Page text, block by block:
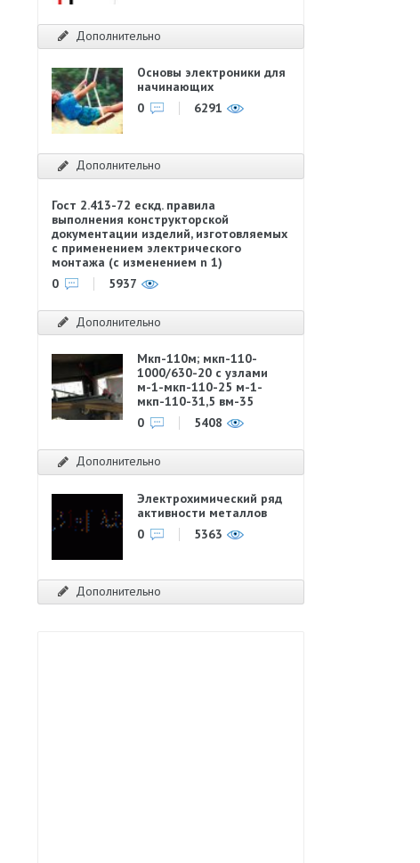
Дополнительно
Основы электроники для
начинающих
0
6291
Дополнительно
Гост 2.413-72 ескд. правила
выполнения конструкторской
документации изделий, изготовляемых
с применением электрического
монтажа (с изменением n 1)
0
5937
Дополнительно
Мкп-110м; мкп-110-
1000/630-20 с узлами
м-1-мкп-110-25 м-1-
мкп-110-31,5 вм-35
0
5408
Дополнительно
Электрохимический ряд
активности металлов
0
5363
Дополнительно